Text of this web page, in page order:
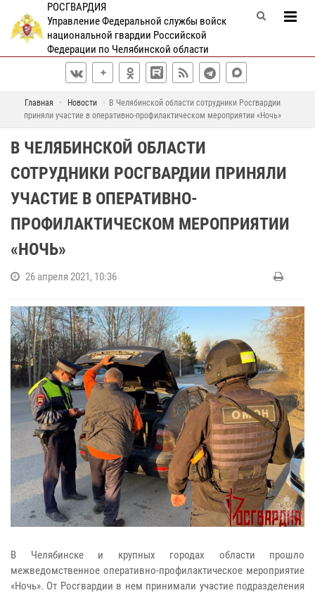
РОСГВАРДИЯ
Управление Федеральной службы войск
национальной гвардии Российской
Федерации по Челябинской области
Главная Новости
В Челябинской области сотрудники Росгвардии
приняли участие в оперативно-профилактическом мероприятии «Ночь»
В ЧЕЛЯБИНСКОЙ ОБЛАСТИ
СОТРУДНИКИ РОСГВАРДИИ ПРИНЯЛИ
УЧАСТИЕ В ОПЕРАТИВНО-
ПРОФИЛАКТИЧЕСКОМ МЕРОПРИЯТИИ
«НОЧЬ»
26 апреля 2021, 10:36
В Челябинске и крупных городах области прошло
межведомственное оперативно-профилактическое мероприятие
«Ночь». От Росгвардии в нем принимали участие подразделения